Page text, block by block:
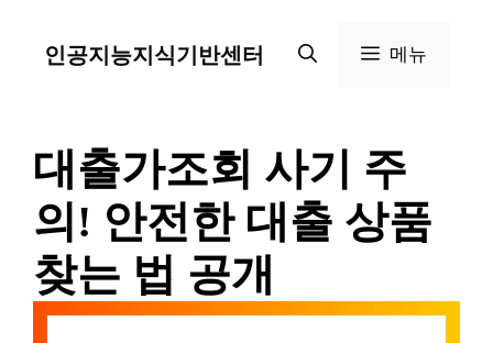
인공지능지식기반센터 메뉴
대출가조회 사기 주
의! 안전한 대출 상품
찾는 법 공개